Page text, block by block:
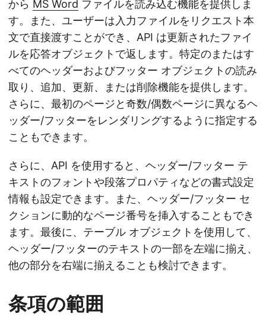
から MS Word ファイルを読み込む機能を提供しま
す。また、ユーザーは入力ファイルをリクエスト本
文で直接渡すことができ、API は更新されたファイ
ルを応答オブジェクトで返します。特定のまたはす
べてのヘッダーおよびフッター オブジェクトの読み
取り、追加、更新、または削除機能を提供します。
さらに、最初のページと奇数/偶数ページに異なるヘ
ッダー/フッターをレンダリングするように指定する
こともできます。
さらに、API を使用すると、ヘッダー/フッター テ
キストのフォントや段落プロパティなどの書式設定
情報も設定できます。また、ヘッダー/フッター セ
クションに動的なページ番号を挿入することもでき
ます。最後に、テーブル オブジェクトを使用して、
ヘッダー/フッターのテキストの一部を左端に揃え、
他の部分を右端に揃えることも検討できます。
条項の範囲